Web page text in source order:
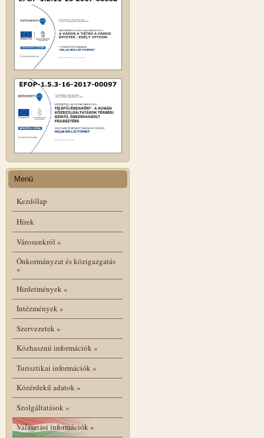
Menü
Kezdőlap
Hírek
Városunkról »
Önkormányzat és közigazgatás
»
Hirdetmények»
Intézmények»
Szervezetek»
Közhasznú információk»
Turisztikai információk»
Közérdekű adatok»
Szolgáltatások»
Választási információk»